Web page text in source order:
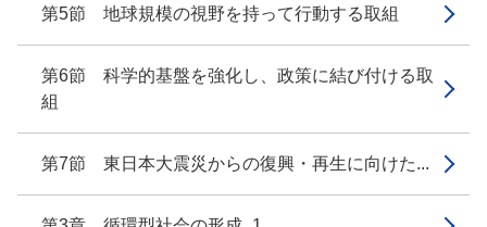
第5節 地球規模の視野を持って行動する取組
第6節 科学的基盤を強化し、政策に結び付ける取
組
第7節 東日本大震災からの復興・再生に向けた...